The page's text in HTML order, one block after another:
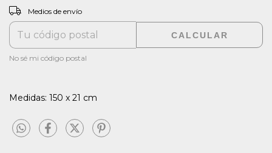
Entregas para el CP:
Medios de envío
CALCULAR
No sé mi código postal
Medidas: 150 x 21 cm